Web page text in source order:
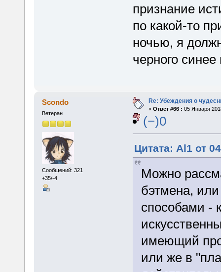
признание
по какой-то
ночью, я
черного
Scondo
Ветеран
Сообщений: 321
+35/-4
Re: Убеждения о
« Ответ #66 : 05 Января
(−)0
Цитата: Al1 от
Можно
бэтмена,
способами -
имеющий
или же в